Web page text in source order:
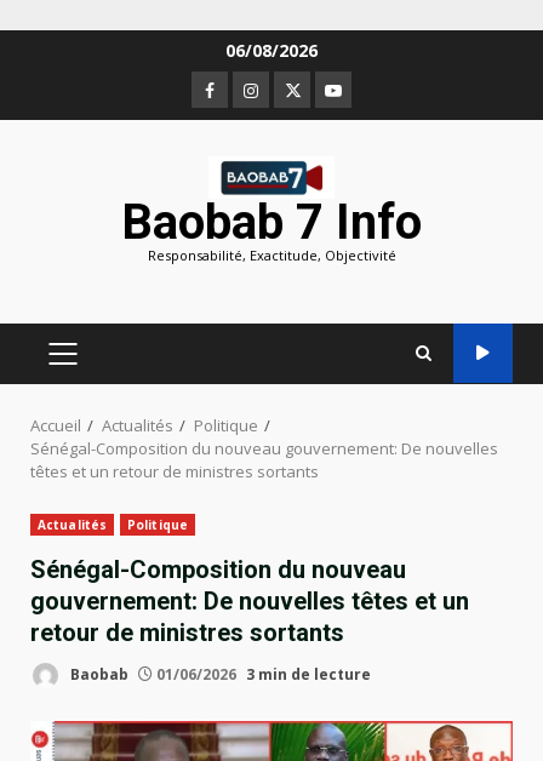
06/08/2026
Facebook
Instagram
TwitterYoutube
Baobab 7 Info
Responsabilité, Exactitude, Objectivité
MENU
PRINCIPAL
Accueil Actualités
Politique
Sénégal-Composition du nouveau gouvernement: De nouvelles
têtes et un retour de ministres sortants
Actualités Politique
Sénégal-Composition du nouveau
gouvernement: De nouvelles têtes et un
retour de ministres sortants
Baobab 01/06/2026 3 min de lecture